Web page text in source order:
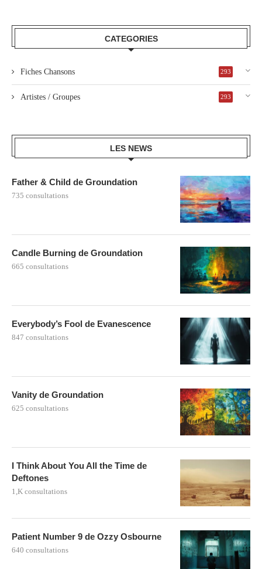
CATEGORIES
Fiches Chansons 293
Artistes / Groupes 293
LES NEWS
Father & Child de Groundation
735 consultations
Candle Burning de Groundation
665 consultations
Everybody’s Fool de Evanescence
847 consultations
Vanity de Groundation
625 consultations
I Think About You All the Time de
Deftones
1,K consultations
Patient Number 9 de Ozzy Osbourne
640 consultations